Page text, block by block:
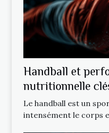
Handball et
nutritionnelle
alimentation
Le handball est un
intensément le corps